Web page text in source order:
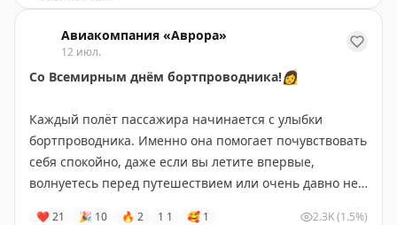
✈️СНЯТЫ ограниченияна прием и выпуск
воздушных судов.
✈️ Ограничения вводили для обеспечения безопасности
✈️ Говорит Росавиация| MАХ
Авиакомпания «Аврора»
12 июл.
Со Всемирным днём бортпроводника!👩
Каждый полёт пассажира начинается с улыбки
бортпроводника. Именно она помогает почувствовать
себя спокойно, даже если вы летите впервые,
волнуетесь перед путешествием или очень давно не
❤ 21 🎉 10 🔥 2 1 1 🥰 1 2.3K(1.5%)